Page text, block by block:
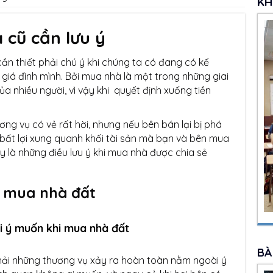
cũ cần lưu ý
thiết phải chú ý khi chúng ta có đang có kế
đình mình. Bởi mua nhà là một trong những giai
nhiều người, vì vậy khi quyết định xuống tiền
vụ có vẻ rất hời, nhưng nếu bên bán lại bị phá
lợi xung quanh khối tài sản mà bạn và bên mua
những điều lưu ý khi mua nhà được chia sẻ
nhà đất
ý muốn khi mua nhà đất
những thương vụ xảy ra hoàn toàn nằm ngoài ý